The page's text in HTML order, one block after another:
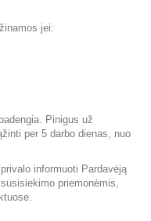
jei:
Pinigus už
per 5 darbo dienas, nuo
informuoti Pardavėją
priemonėmis,